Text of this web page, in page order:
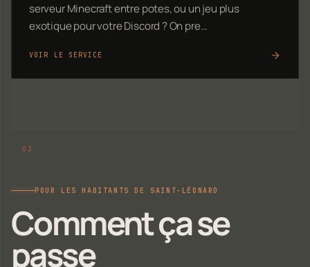
serveur Minecraft entre potes, ou un jeu plus
exotique pour votre Discord ? On pre…
VOIR LE SERVICE
POUR LES HABITANTS DE SAINT-LÉONARD
Comment ça se
passe